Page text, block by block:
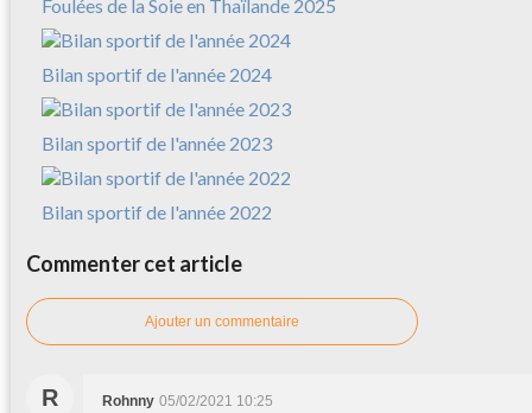
Foulées de la Soie en Thaïlande 2025
Bilan sportif de l'année 2024
Bilan sportif de l'année 2023
Bilan sportif de l'année 2022
Commenter cet article
Ajouter un commentaire
R Rohnny 05/02/2021 10:25